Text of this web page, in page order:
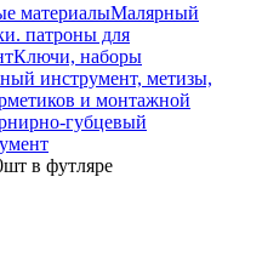
материалыМалярный
патроны для
Ключи, наборы
инструмент, метизы,
и монтажной
губцевый
в футляре